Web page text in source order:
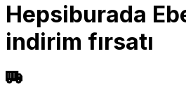
Hepsiburada
indirim fırsatı